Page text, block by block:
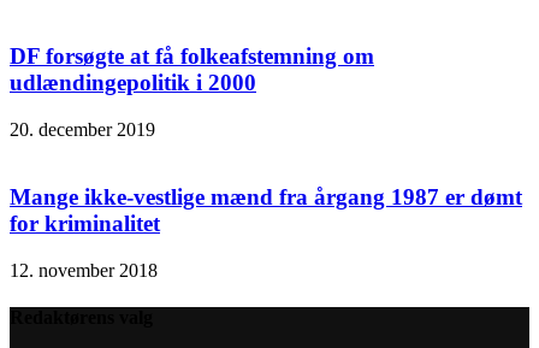
DF forsøgte at få folkeafstemning om
udlændingepolitik i 2000
20. december 2019
Mange ikke-vestlige mænd fra årgang 1987 er dømt
for kriminalitet
12. november 2018